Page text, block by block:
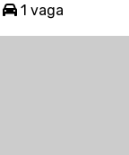
1 vaga